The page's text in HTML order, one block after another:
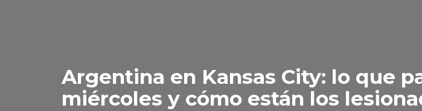
Argentina en Kansas City: lo que
miércoles y cómo están los